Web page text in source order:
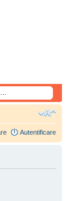
Autentificare